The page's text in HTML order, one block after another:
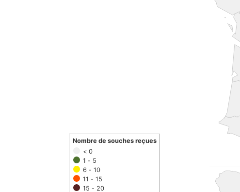
< 0
1 - 5
6 - 10
11 - 15
15 - 20
Nombre de souches reçues